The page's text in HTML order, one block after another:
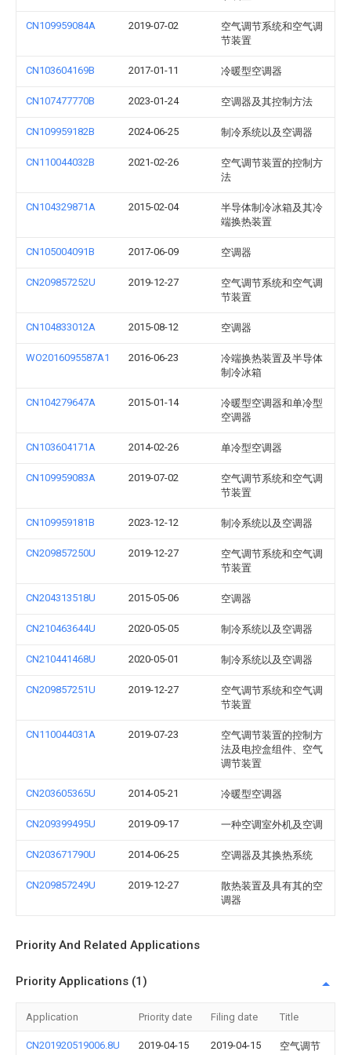
CN109959084A 2019-07-02
空气调节系统和空气调
节装置
CN103604169B 2017-01-11 冷暖型空调器
CN107477770B 2023-01-24 空调器及其控制方法
CN109959182B 2024-06-25 制冷系统以及空调器
CN110044032B 2021-02-26
空气调节装置的控制方
法
CN104329871A 2015-02-04
半导体制冷冰箱及其冷
端换热装置
CN105004091B 2017-06-09 空调器
CN209857252U 2019-12-27
空气调节系统和空气调
节装置
CN104833012A 2015-08-12 空调器
WO2016095587A1 2016-06-23
冷端换热装置及半导体
制冷冰箱
CN104279647A 2015-01-14
冷暖型空调器和单冷型
空调器
CN103604171A 2014-02-26 单冷型空调器
CN109959083A 2019-07-02
空气调节系统和空气调
节装置
CN109959181B 2023-12-12 制冷系统以及空调器
CN209857250U 2019-12-27
空气调节系统和空气调
节装置
CN204313518U 2015-05-06 空调器
CN210463644U 2020-05-05 制冷系统以及空调器
CN210441468U 2020-05-01 制冷系统以及空调器
CN209857251U 2019-12-27
空气调节系统和空气调
节装置
CN110044031A 2019-07-23
空气调节装置的控制方
法及电控盒组件、空气
调节装置
CN203605365U 2014-05-21 冷暖型空调器
CN209399495U 2019-09-17 一种空调室外机及空调
CN203671790U 2014-06-25 空调器及其换热系统
CN209857249U 2019-12-27
散热装置及具有其的空
调器
Priority And Related Applications
Priority Applications (1)
Application Priority date Filing date Title
CN201920519006.8U 2019-04-15 2019-04-15
空气调节